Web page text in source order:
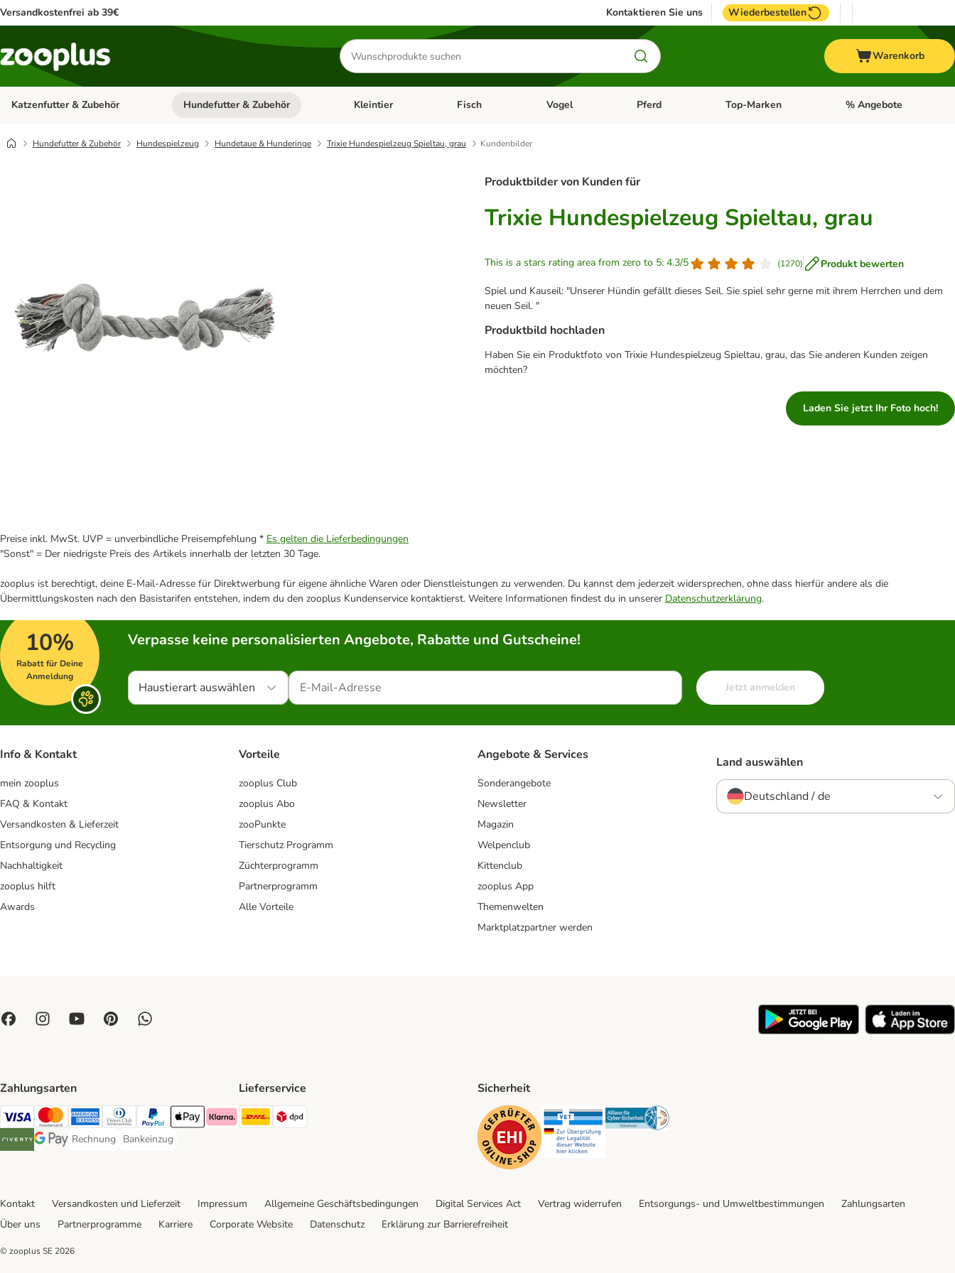
Versandkostenfrei ab 39€ Kontaktieren Sie uns Wiederbestellen
Produkte
suchen
Warenkorb
Katzenfutter & Zubehör Kategorie-Menü öffnen: Katzenfutter & Zubehör
Hundefutter & Zubehör Kategorie-Menü öffnen: Hundefutter & Zubehör
Kleintier Kategorie-Menü öffnen: Kleintier
Fisch Kategorie-Menü öffnen: Fisch
Vogel Kategorie-Menü öffnen: Vogel
Pferd Kategorie-Menü öffnen: Pferd
Top-Marken Kategorie-Menü öffnen:
% Angebote
Hundefutter & Zubehör Hundespielzeug Hundetaue & Hunderinge Trixie Hundespielzeug Spieltau, grau Kundenbilder
Produktbilder von Kunden für
Trixie Hundespielzeug Spieltau, grau
This is a stars rating area from zero to 5: 4.3/5 (1270) Produkt bewerten
Spiel und Kauseil: "Unserer Hündin gefällt dieses Seil. Sie spiel sehr gerne mit ihrem Herrchen und dem
neuen Seil. "
Produktbild hochladen
Haben Sie ein Produktfoto von Trixie Hundespielzeug Spieltau, grau, das Sie anderen Kunden zeigen
möchten?
Laden Sie jetzt Ihr Foto hoch!
Preise inkl. MwSt. UVP = unverbindliche Preisempfehlung * Es gelten die Lieferbedingungen
"Sonst" = Der niedrigste Preis des Artikels innerhalb der letzten 30 Tage.
zooplus ist berechtigt, deine E-Mail-Adresse für Direktwerbung für eigene ähnliche Waren oder Dienstleistungen zu verwenden. Du kannst dem jederzeit widersprechen, ohne dass hierfür andere als die
Übermittlungskosten nach den Basistarifen entstehen, indem du den zooplus Kundenservice kontaktierst. Weitere Informationen findest du in unserer Datenschutzerklärung.
10%
Rabatt für Deine
Anmeldung
Verpasse keine personalisierten Angebote, Rabatte und Gutscheine!
Haustierart auswählen Jetzt anmelden
Info & Kontakt
mein zooplus
FAQ & Kontakt
Versandkosten & Lieferzeit
Entsorgung und Recycling
Nachhaltigkeit
zooplus hilft
Awards
Vorteile
zooplus Club
zooplus Abo
zooPunkte
Tierschutz Programm
Züchterprogramm
Partnerprogramm
Alle Vorteile
Angebote & Services
Sonderangebote
Newsletter
Magazin
Welpenclub
Kittenclub
zooplus App
Themenwelten
Marktplatzpartner werden
Land auswählen
Deutschland / de
Zahlungsarten
Visa Payment Method
Mastercard Payment Method
American Express Payment Method
Diners Club Payment Method
PayPal Payment Method
Apple Pay Payment Method
Klarna Payment Method
Riverty Payment Method
Google Pay Payment Method
Rechnung
Rechnung Payment Method
Bankeinzug
Bankeinzug Payment Method
Lieferservice
DHL Shipping Method
Sicherheit
Security Security Security
Kontakt Versandkosten und Lieferzeit Impressum Allgemeine Geschäftsbedingungen Digital Services Act Vertrag widerrufen Entsorgungs- und Umweltbestimmungen
Zahlungsarten
Über uns
Partnerprogramme Karriere Corporate Website Datenschutz Erklärung zur Barrierefreiheit
© zooplus SE 2026